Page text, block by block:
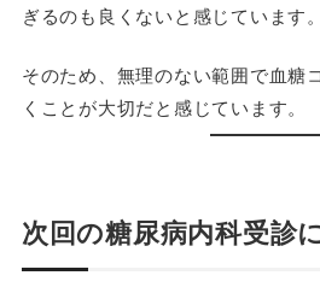
ぎるのも良くないと感じています。
そのため、無理のない範囲で血糖
くことが大切だと感じています。
次回の糖尿病内科受診